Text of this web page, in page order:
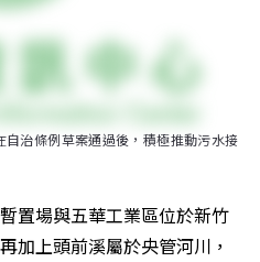
治條例草案通過後，積極推動污水接
置場與五華工業區位於新竹
加上頭前溪屬於央管河川，